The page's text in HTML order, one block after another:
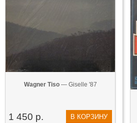
Wagner Tiso— Giselle '87
1 450 р. В КОРЗИНУ